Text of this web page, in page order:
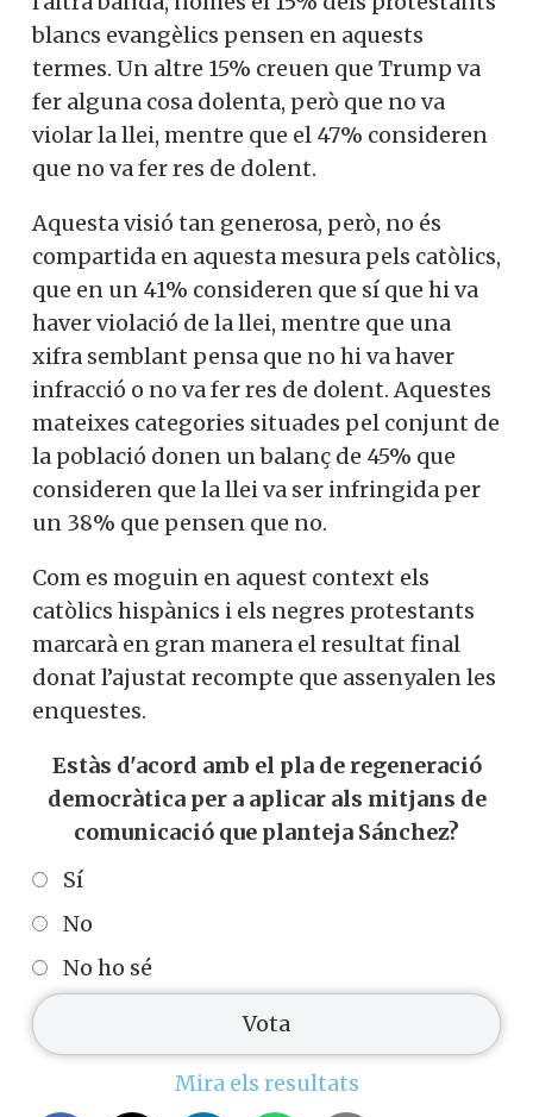
blancs evangèlics pensen en aquests
termes. Un altre 15% creuen que Trump va
fer alguna cosa dolenta, però que no va
violar la llei, mentre que el 47% consideren
que no va fer res de dolent.
Aquesta visió tan generosa, però, no és
compartida en aquesta mesura pels catòlics,
que en un 41% consideren que sí que hi va
haver violació de la llei, mentre que una
xifra semblant pensa que no hi va haver
infracció o no va fer res de dolent. Aquestes
mateixes categories situades pel conjunt de
la població donen un balanç de 45% que
consideren que la llei va ser infringida per
un 38% que pensen que no.
Com es moguin en aquest context els
catòlics hispànics i els negres protestants
marcarà en gran manera el resultat final
donat l’ajustat recompte que assenyalen les
enquestes.
Estàs d'acord amb el pla de regeneració
democràtica per a aplicar als mitjans de
comunicació que planteja Sánchez?
Sí
No
No ho sé
Mira els resultats